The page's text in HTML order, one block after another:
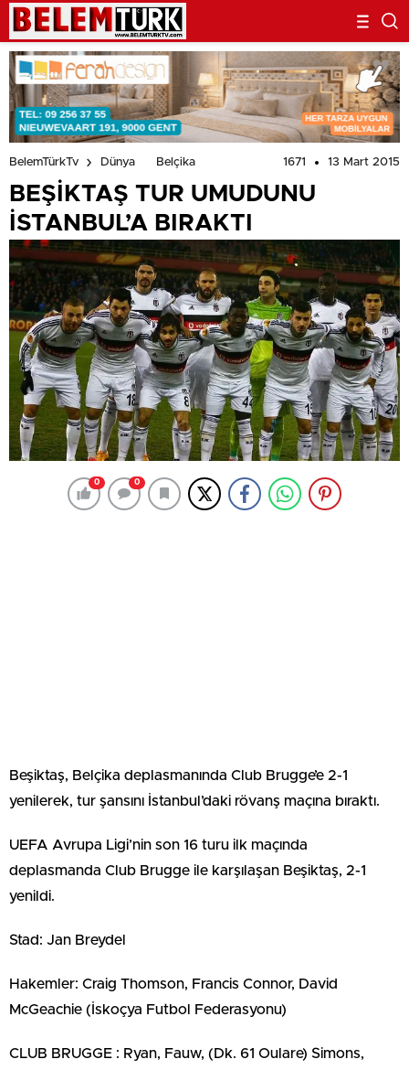
BelemTürkTv Dünya Belçika 1671 13 Mart 2015
BEŞİKTAŞ TUR UMUDUNU
İSTANBUL’A BIRAKTI
0 0
Beşiktaş, Belçika deplasmanında Club Brugge’e 2-1
yenilerek, tur şansını İstanbul’daki rövanş maçına bıraktı.
UEFA Avrupa Ligi’nin son 16 turu ilk maçında
deplasmanda Club Brugge ile karşılaşan Beşiktaş, 2-1
yenildi.
Stad: Jan Breydel
Hakemler: Craig Thomson, Francis Connor, David
McGeachie (İskoçya Futbol Federasyonu)
CLUB BRUGGE : Ryan, Fauw, (Dk. 61 Oulare) Simons,